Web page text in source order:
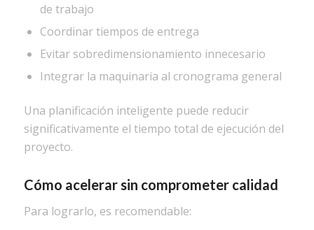
de trabajo
Coordinar tiempos de entrega
Evitar sobredimensionamiento innecesario
Integrar la maquinaria al cronograma general
Una planificación inteligente puede reducir
significativamente el tiempo total de ejecución del
proyecto.
Cómo acelerar sin comprometer calidad
Para lograrlo, es recomendable: